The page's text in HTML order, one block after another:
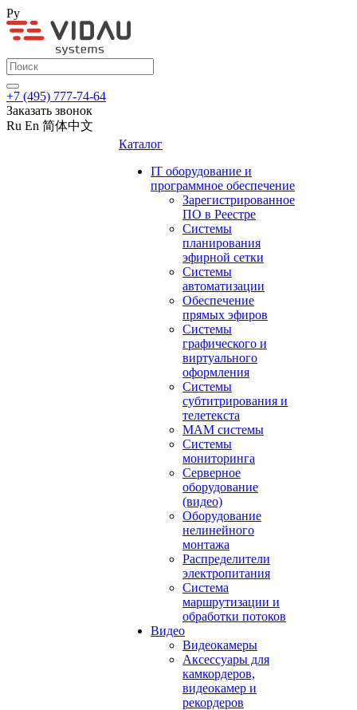
Ру
+7 (495) 777-74-64
Заказать звонок
Ru En 简体中文
Каталог
IT оборудование и
программное обеспечение
Зарегистрированное
ПО в Реестре
Системы
планирования
эфирной сетки
Системы
автоматизации
Обеспечение
прямых эфиров
Системы
графического и
виртуального
оформления
Системы
субтитрирования и
телетекста
MAM системы
Системы
мониторинга
Серверное
оборудование
(видео)
Оборудование
нелинейного
монтажа
Распределители
электропитания
Система
маршрутизации и
обработки потоков
Видео
Видеокамеры
Аксессуары для
камкордеров,
видеокамер и
рекордеров